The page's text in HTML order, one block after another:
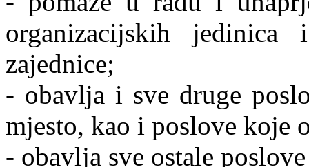
organizacijskih
zajednice;
- obavlja i sve druge
mjesto, kao i poslove koje
- obavlja sve ostale